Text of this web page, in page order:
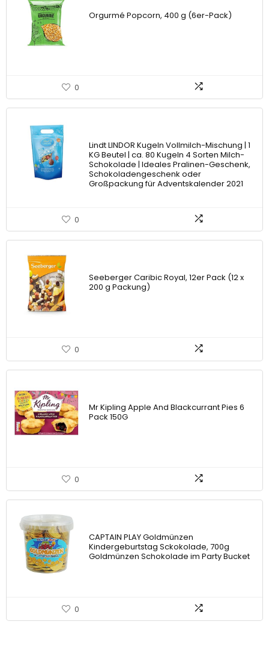
Orgurmé Popcorn, 400 g (6er-Pack)
0
Lindt LINDOR Kugeln Vollmilch-Mischung | 1
KG Beutel | ca. 80 Kugeln 4 Sorten Milch-
Schokolade | Ideales Pralinen-Geschenk,
Schokoladengeschenk oder
Großpackung für Adventskalender 2021
0
Seeberger Caribic Royal, 12er Pack (12 x
200 g Packung)
0
Mr Kipling Apple And Blackcurrant Pies 6
Pack 150G
0
CAPTAIN PLAY Goldmünzen
Kindergeburtstag Sckokolade, 700g
Goldmünzen Schokolade im Party Bucket
0